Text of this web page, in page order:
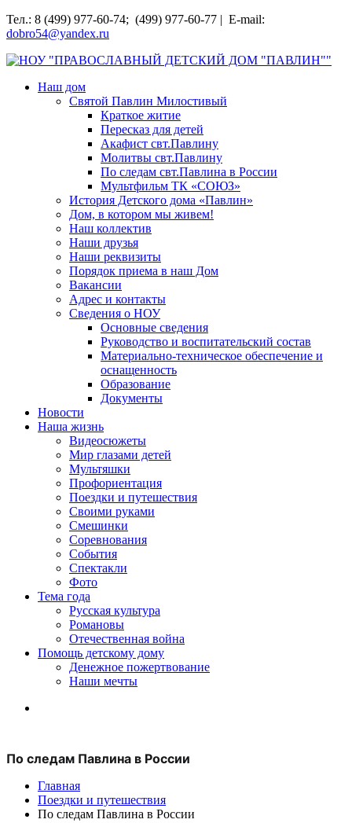
Перейти
к
Тел.: 8 (499) 977-60-74; (499) 977-60-77 | E-mail:
dobro54@yandex.ru
НОУ "ПРАВОСЛАВНЫЙ ДЕТСКИЙ ДОМ "ПАВЛИН""
Наш дом
Святой Павлин Милостивый
Краткое житие
Пересказ для детей
Акафист свт.Павлину
Молитвы свт.Павлину
По следам свт.Павлина в России
Мультфильм ТК «СОЮЗ»
История Детского дома «Павлин»
Дом, в котором мы живем!
Наш коллектив
Наши друзья
Наши реквизиты
Порядок приема в наш Дом
Вакансии
Адрес и контакты
Сведения о НОУ
Основные сведения
Руководство и воспитательский состав
Материально-техническое обеспечение и
оснащенность
Образование
Документы
Новости
Наша жизнь
Видеосюжеты
Мир глазами детей
Мультяшки
Профориентация
Поездки и путешествия
Своими руками
Смешинки
Соревнования
События
Спектакли
Фото
Тема года
Русская культура
Романовы
Отечественная война
Помощь детскому дому
Денежное пожертвование
Наши мечты
По следам Павлина в России
Главная
Поездки и путешествия
По следам Павлина в России